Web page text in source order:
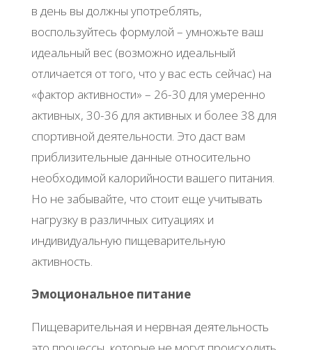
в день вы должны употреблять,
воспользуйтесь формулой – умножьте ваш
идеальный вес (возможно идеальный
отличается от того, что у вас есть сейчас) на
«фактор активности» – 26-30 для умеренно
активных, 30-36 для активных и более 38 для
спортивной деятельности. Это даст вам
приблизительные данные относительно
необходимой калорийности вашего питания.
Но не забывайте, что стоит еще учитывать
нагрузку в различных ситуациях и
индивидуальную пищеварительную
активность.
Эмоциональное питание
Пищеварительная и нервная деятельность